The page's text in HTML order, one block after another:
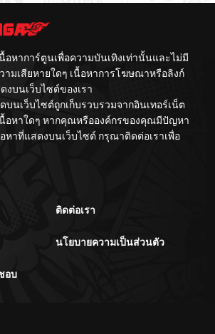
อหาการ์ตูนเพื่อความบันเทิงเท่านั้นและไม่มี
มเสียหายใดๆ เนื้อหาการโฆษณาหรือลิงก์
บนเว็บไซต์ของเรา
นเว็บไซต์ถูกเก็บรวบรวมจากอินเทอร์เน็ต
นื้อหาใดๆ หากคุณหรือองค์กรของคุณมีปัญหา
หาที่แสดงบนเว็บไซต์ กรุณาติดต่อเราเพื่อ
ติดต่อเรา
นโยบายความเป็นส่วนตัว
อบ